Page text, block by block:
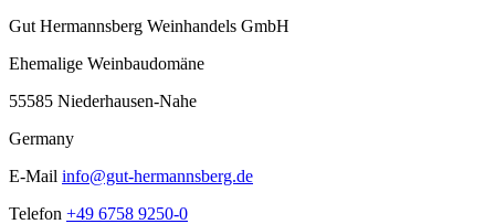
Gut Hermannsberg Weinhandels GmbH
Ehemalige Weinbaudomäne
55585 Niederhausen-Nahe
Germany
E-Mail info@gut-hermannsberg.de
Telefon +49 6758 9250-0